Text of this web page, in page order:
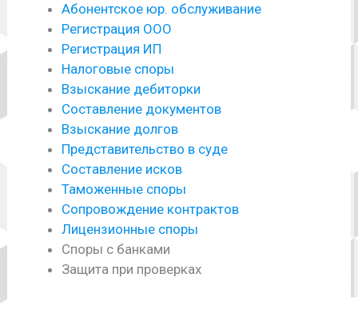
Абонентское юр. обслуживание
Регистрация ООО
Регистрация ИП
Налоговые споры
Взыскание дебиторки
Составление документов
Взыскание долгов
Представительство в суде
Составление исков
Таможенные споры
Сопровождение контрактов
Лицензионные споры
Споры с банками
Защита при проверках